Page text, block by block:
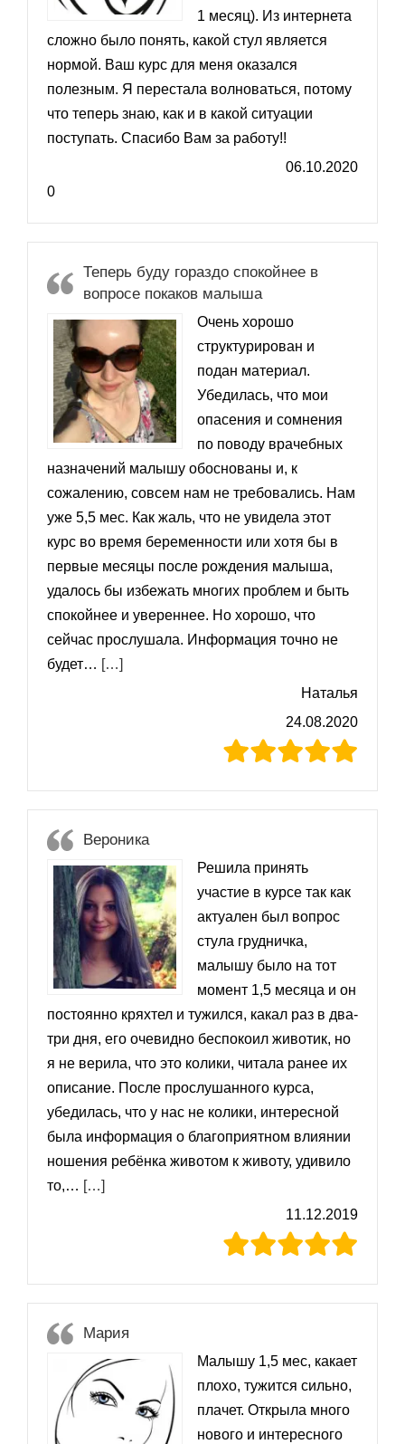
1 месяц). Из интернета
сложно было понять, какой стул является
нормой. Ваш курс для меня оказался
полезным. Я перестала волноваться, потому
что теперь знаю, как и в какой ситуации
поступать. Спасибо Вам за работу!!
06.10.2020
0
Теперь буду гораздо спокойнее в
вопросе покаков малыша
Очень хорошо
структурирован и
подан материал.
Убедилась, что мои
опасения и сомнения
по поводу врачебных
назначений малышу обоснованы и, к
сожалению, совсем нам не требовались. Нам
уже 5,5 мес. Как жаль, что не увидела этот
курс во время беременности или хотя бы в
первые месяцы после рождения малыша,
удалось бы избежать многих проблем и быть
спокойнее и увереннее. Но хорошо, что
сейчас прослушала. Информация точно не
будет… […]«Теперь буду гораздо спокойнее в
Наталья
24.08.2020
Вероника
Решила принять
участие в курсе так как
актуален был вопрос
стула грудничка,
малышу было на тот
момент 1,5 месяца и он
постоянно кряхтел и тужился, какал раз в два-
три дня, его очевидно беспокоил животик, но
я не верила, что это колики, читала ранее их
описание. После прослушанного курса,
убедилась, что у нас не колики, интересной
была информация о благоприятном влиянии
ношения ребёнка животом к животу, удивило
то,… […]«Вероника»
11.12.2019
Мария
Малышу 1,5 мес, какает
плохо, тужится сильно,
плачет. Открыла много
нового и интересного